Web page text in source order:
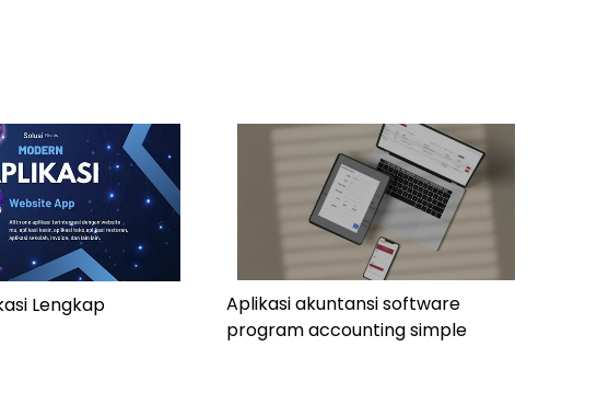
Lengkap
Aplikasi akuntansi software
program accounting simple